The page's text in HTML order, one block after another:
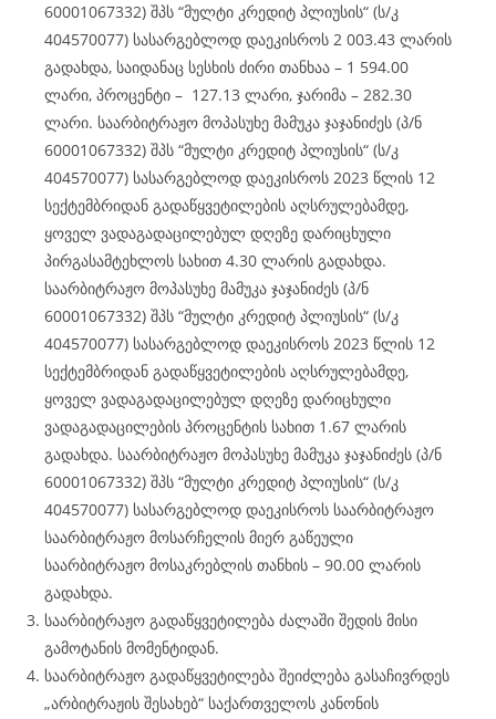
60001067332) შპს “მულტი კრედიტ პლიუსის“ (ს/კ
404570077) სასარგებლოდ დაეკისროს 2 003.43 ლარის
გადახდა, საიდანაც სესხის ძირი თანხაა – 1 594.00
ლარი, პროცენტი – 127.13 ლარი, ჯარიმა – 282.30
ლარი. საარბიტრაჟო მოპასუხე მამუკა ჯაჯანიძეს (პ/ნ
60001067332) შპს “მულტი კრედიტ პლიუსის“ (ს/კ
404570077) სასარგებლოდ დაეკისროს 2023 წლის 12
სექტემბრიდან გადაწყვეტილების აღსრულებამდე,
ყოველ ვადაგადაცილებულ დღეზე დარიცხული
პირგასამტეხლოს სახით 4.30 ლარის გადახდა.
საარბიტრაჟო მოპასუხე მამუკა ჯაჯანიძეს (პ/ნ
60001067332) შპს “მულტი კრედიტ პლიუსის“ (ს/კ
404570077) სასარგებლოდ დაეკისროს 2023 წლის 12
სექტემბრიდან გადაწყვეტილების აღსრულებამდე,
ყოველ ვადაგადაცილებულ დღეზე დარიცხული
ვადაგადაცილების პროცენტის სახით 1.67 ლარის
გადახდა. საარბიტრაჟო მოპასუხე მამუკა ჯაჯანიძეს (პ/ნ
60001067332) შპს “მულტი კრედიტ პლიუსის“ (ს/კ
404570077) სასარგებლოდ დაეკისროს საარბიტრაჟო
საარბიტრაჟო მოსარჩელის მიერ გაწეული
საარბიტრაჟო მოსაკრებლის თანხის – 90.00 ლარის
გადახდა.
საარბიტრაჟო გადაწყვეტილება ძალაში შედის მისი
გამოტანის მომენტიდან.
საარბიტრაჟო გადაწყვეტილება შეიძლება გასაჩივრდეს
„არბიტრაჟის შესახებ“ საქართველოს კანონის